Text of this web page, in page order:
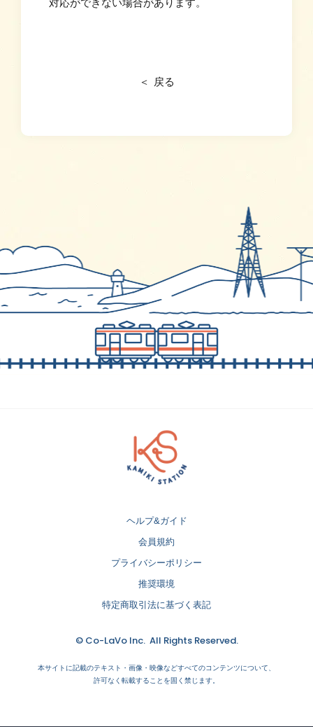
対応ができない場合があります。
戻る
ヘルプ&ガイド
会員規約
プライバシーポリシー
推奨環境
特定商取引法に基づく表記
© Co-LaVo Inc. All Rights Reserved.
本サイトに記載のテキスト・画像・映像などすべてのコンテンツについて、
許可なく転載することを固く禁じます。